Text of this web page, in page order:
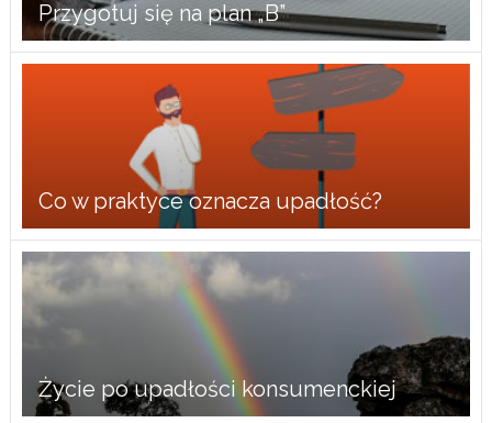
Przygotuj się na plan „B”
Co w praktyce oznacza upadłość?
Życie po upadłości konsumenckiej